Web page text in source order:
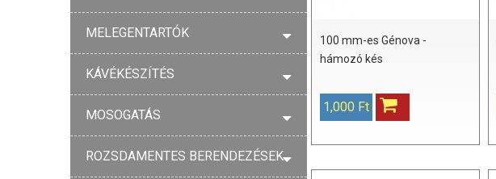
MELEGENTARTÓK
KÁVÉKÉSZÍTÉS
MOSOGATÁS
ROZSDAMENTES BERENDEZÉSEK
100 mm-es Génova -
hámozó kés
1,000 Ft